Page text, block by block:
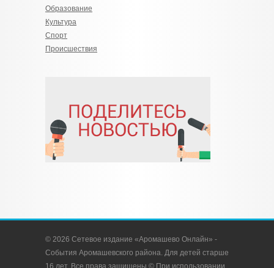
Образование
Культура
Спорт
Происшествия
© 2026 Сетевое издание «Аромашево Онлайн» -
События Аромашевского района. Для детей старше
16 лет. Все права защищены © При использовании